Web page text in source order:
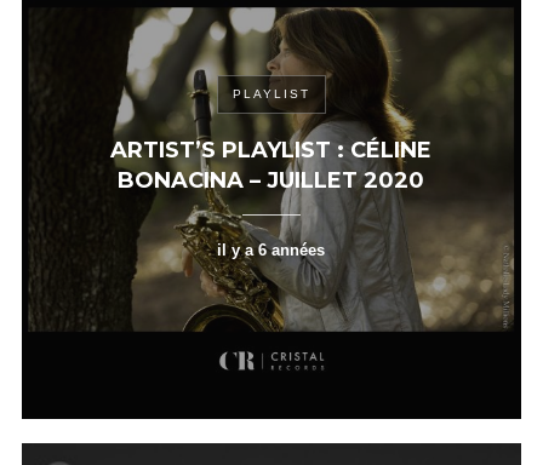
PLAYLIST
ARTIST’S PLAYLIST : CÉLINE
BONACINA – JUILLET 2020
il y a 6 années